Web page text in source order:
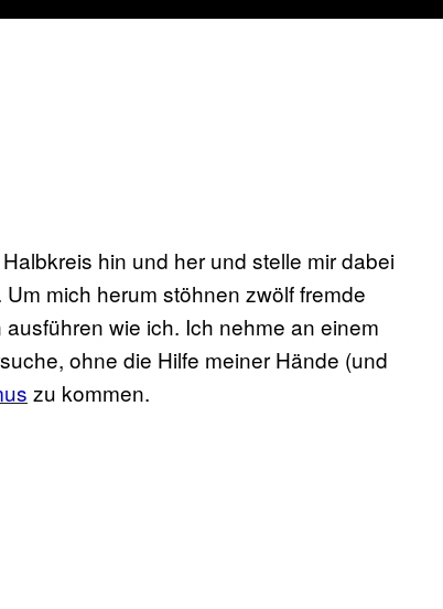
hin und her und stelle mir dabei
mich herum stöhnen zwölf fremde
wie ich. Ich nehme an einem
ohne die Hilfe meiner Hände (und
zu kommen.